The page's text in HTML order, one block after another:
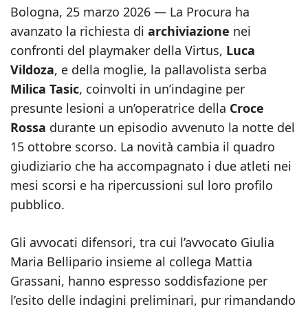
Bologna, 25 marzo 2026 — La Procura ha
avanzato la richiesta di archiviazione nei
confronti del playmaker della Virtus, Luca
Vildoza, e della moglie, la pallavolista serba
Milica Tasic, coinvolti in un’indagine per
presunte lesioni a un’operatrice della Croce
Rossa durante un episodio avvenuto la notte del
15 ottobre scorso. La novità cambia il quadro
giudiziario che ha accompagnato i due atleti nei
mesi scorsi e ha ripercussioni sul loro profilo
pubblico.
Gli avvocati difensori, tra cui l’avvocato Giulia
Maria Bellipario insieme al collega Mattia
Grassani, hanno espresso soddisfazione per
l’esito delle indagini preliminari, pur rimandando